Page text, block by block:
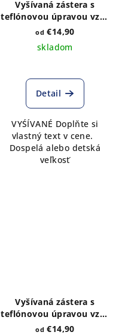
Vyšívaná zástera s
teflónovou úpravou vzor
IKA hnedá
od €14,90
skladom
Detail
VYŚÍVANÉ Doplňte si
vlastný text v cene.
Dospelá alebo detská
veľkosť
Vyšívaná zástera s
teflónovou úpravou vzor
Kristián folk
od €14,90